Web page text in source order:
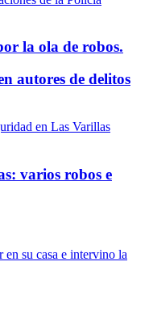
la ola de robos.
autores de delitos
varios robos e